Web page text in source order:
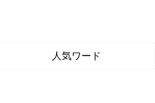
人気ワード